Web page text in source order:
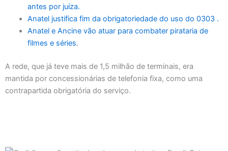
antes por juíza.
Anatel justifica fim da obrigatoriedade do uso do 0303 .
Anatel e Ancine vão atuar para combater pirataria de
filmes e séries.
A rede, que já teve mais de 1,5 milhão de terminais, era
mantida por concessionárias de telefonia fixa, como uma
contrapartida obrigatória do serviço.